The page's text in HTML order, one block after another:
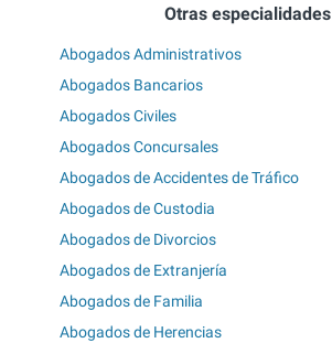
Otras especialidades
Abogados Administrativos
Abogados Bancarios
Abogados Civiles
Abogados Concursales
Abogados de Accidentes de Tráfico
Abogados de Custodia
Abogados de Divorcios
Abogados de Extranjería
Abogados de Familia
Abogados de Herencias